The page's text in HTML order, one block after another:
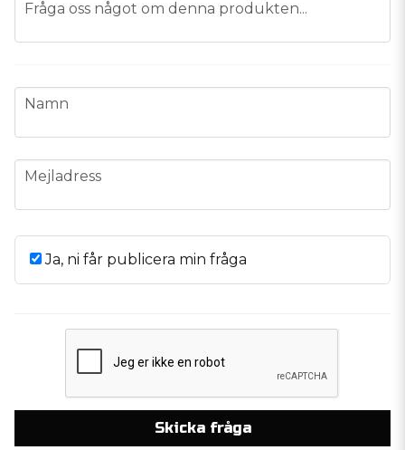
Fråga oss något om denna produkten...
name
Namn
email
Mejladress
Ja, ni får publicera min fråga
Skicka fråga